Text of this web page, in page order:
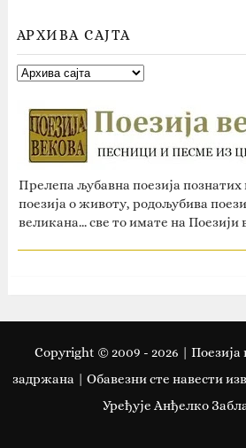
АРХИВА САЈТА
Прелепа љубавна поезија
поезија о животу, родољубива
великана... све то имате на Поезији
Copyright © 2009 - 2026 | Поезија
задржана | Oбавезни сте навести
Уређује Анђелко